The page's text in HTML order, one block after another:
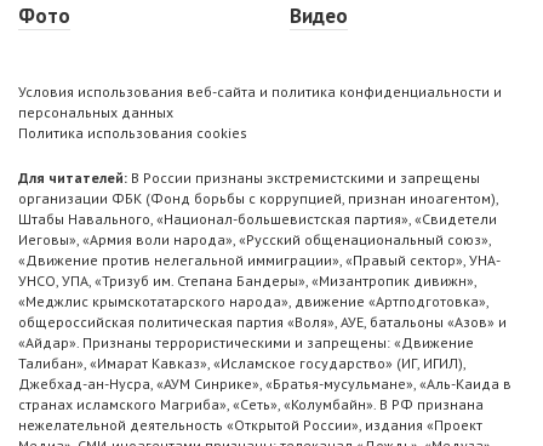
Фото
Видео
Условия использования веб-сайта и политика конфиденциальности и
персональных данных
Политика использования cookies
Для читателей: В России признаны экстремистскими и запрещены
организации ФБК (Фонд борьбы с коррупцией, признан иноагентом),
Штабы Навального, «Национал-большевистская партия», «Свидетели
Иеговы», «Армия воли народа», «Русский общенациональный союз»,
«Движение против нелегальной иммиграции», «Правый сектор», УНА-
УНСО, УПА, «Тризуб им. Степана Бандеры», «Мизантропик дивижн»,
«Меджлис крымскотатарского народа», движение «Артподготовка»,
общероссийская политическая партия «Воля», АУЕ, батальоны «Азов» и
«Айдар». Признаны террористическими и запрещены: «Движение
Талибан», «Имарат Кавказ», «Исламское государство» (ИГ, ИГИЛ),
Джебхад-ан-Нусра, «АУМ Синрике», «Братья-мусульмане», «Аль-Каида в
странах исламского Магриба», «Сеть», «Колумбайн». В РФ признана
нежелательной деятельность «Открытой России», издания «Проект